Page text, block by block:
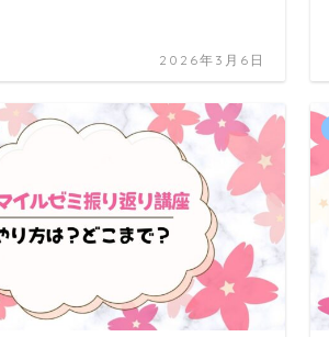
2026年3月6日